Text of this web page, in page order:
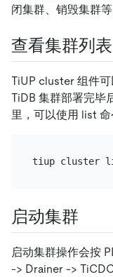
闭集群、销毁集群等
查看集群列表
TiUP cluster 组件
TiDB 集群部署完毕
里，可以使用 list 命
启动集群
启动集群操作会按
-> Drainer ->